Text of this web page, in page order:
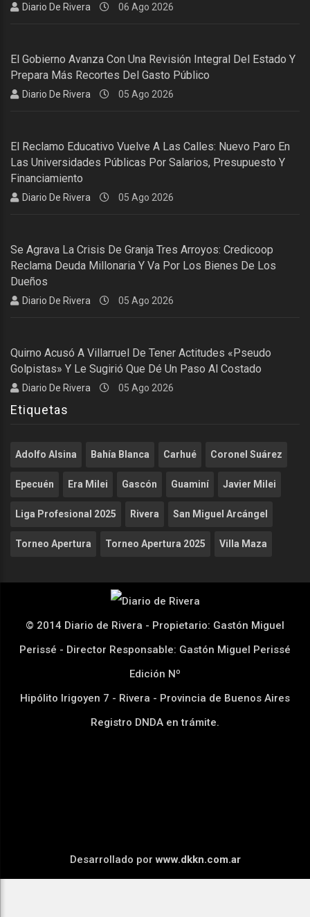
Diario De Rivera 06 Ago 2026
El Gobierno Avanza Con Una Revisión Integral Del Estado Y
Prepara Más Recortes Del Gasto Público
Diario De Rivera 05 Ago 2026
El Reclamo Educativo Vuelve A Las Calles: Nuevo Paro En
Las Universidades Públicas Por Salarios, Presupuesto Y
Financiamiento
Diario De Rivera 05 Ago 2026
Se Agrava La Crisis De Granja Tres Arroyos: Credicoop
Reclama Deuda Millonaria Y Va Por Los Bienes De Los
Dueños
Diario De Rivera 05 Ago 2026
Quirno Acusó A Villarruel De Tener Actitudes «pseudo
Golpistas» Y Le Sugirió Que Dé Un Paso Al Costado
Diario De Rivera 05 Ago 2026
Etiquetas
Adolfo Alsina Bahía Blanca Carhué Coronel Suárez
Epecuén Era Milei Gascón Guaminí Javier Milei
Liga Profesional 2025 Rivera San Miguel Arcángel
Torneo Apertura Torneo Apertura 2025 Villa Maza
© 2014 Diario de Rivera - Propietario: Gastón Miguel
Perissé - Director Responsable: Gastón Miguel Perissé
Edición Nº
Hipólito Irigoyen 7 - Rivera - Provincia de Buenos Aires
Registro DNDA en trámite.